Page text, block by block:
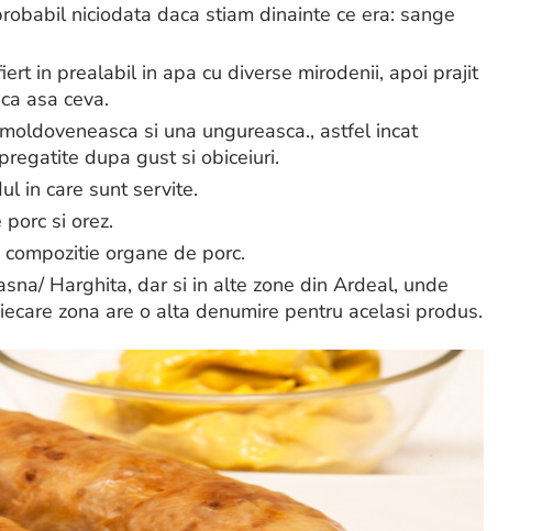
niciodata daca stiam dinainte ce era: sange
in prealabil in apa cu diverse mirodenii, apoi prajit
asa ceva.
si una ungureasca., astfel incat
dupa gust si obiceiuri.
in care sunt servite.
si orez.
organe de porc.
Harghita, dar si in alte zone din Ardeal, unde
zona are o alta denumire pentru acelasi produs.